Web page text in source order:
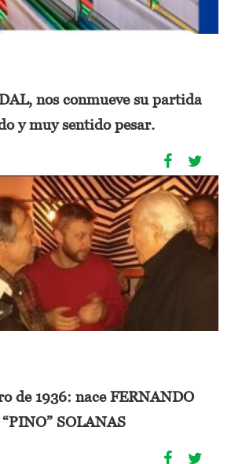
nos conmueve su partida
y muy sentido pesar.
nace FERNANDO
SOLANAS